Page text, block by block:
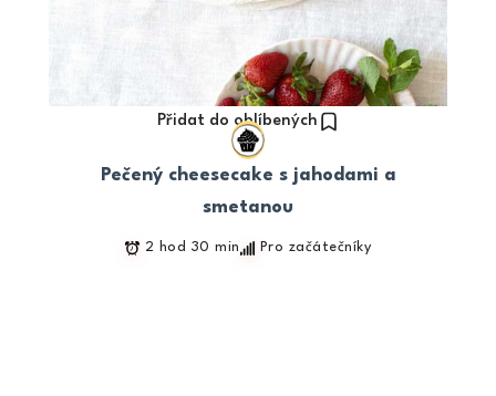
Přidat do oblíbených
Pečený cheesecake s jahodami a
smetanou
2 hod 30 min Pro začátečníky